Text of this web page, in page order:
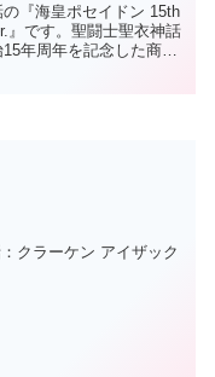
『海皇ポセイドン 15th
』です。聖闘士聖衣神話
年周年を記念した商
クラーケン アイザック